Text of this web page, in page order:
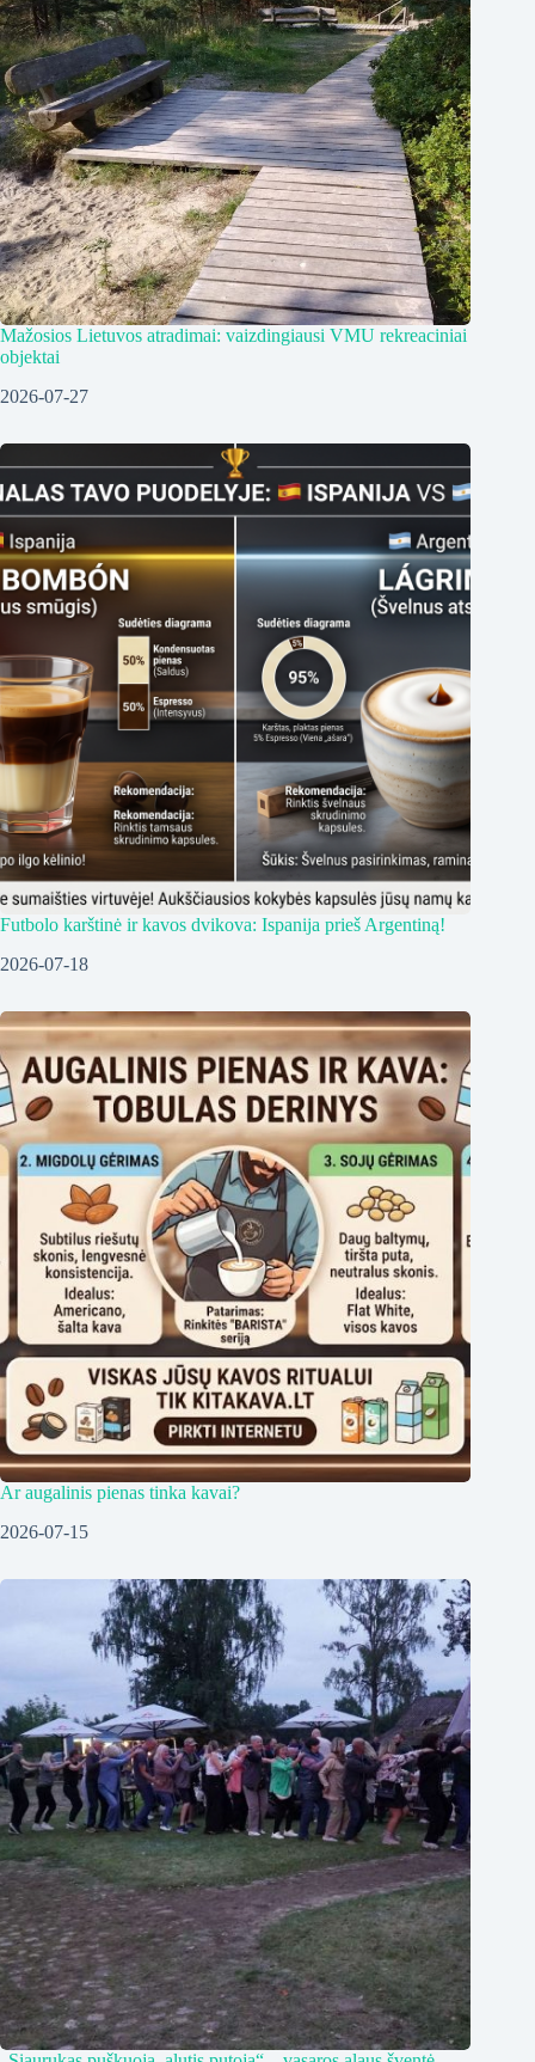
Mažosios Lietuvos atradimai: vaizdingiausi VMU rekreaciniai
objektai
2026-07-27
Futbolo karštinė ir kavos dvikova: Ispanija prieš Argentiną!
2026-07-18
Ar augalinis pienas tinka kavai?
2026-07-15